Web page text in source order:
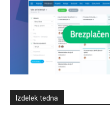
Izdelek tedna